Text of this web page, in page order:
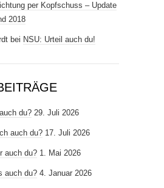
per Kopfschuss – Update
2018
bei NSU: Urteil auch du!
du? 29. Juli 2026
auch du? 17. Juli 2026
auch du? 1. Mai 2026
auch du? 4. Januar 2026